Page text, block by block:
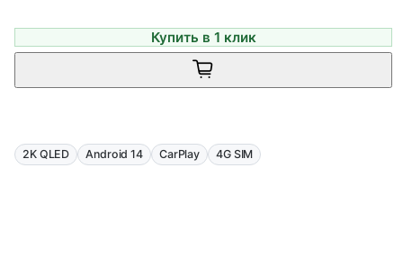
Купить в 1 клик
2K QLED Android 14 CarPlay 4G SIM